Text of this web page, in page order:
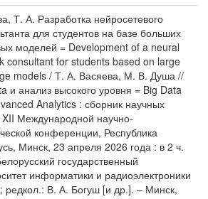
Т. А. Разработка нейросетевого
для студентов на базе больших
моделей = Development of a neural
consultant for students based on large
models / Т. А. Васяева, М. В. Душа //
и анализ высокого уровня = Big Data
Analytics : сборник научных
XII Международной научно-
конференции, Республика
Минск, 23 апреля 2026 года : в 2 ч.
государственный
информатики и радиоэлектроники
редкол.: В. А. Богуш [и др.]. – Минск,